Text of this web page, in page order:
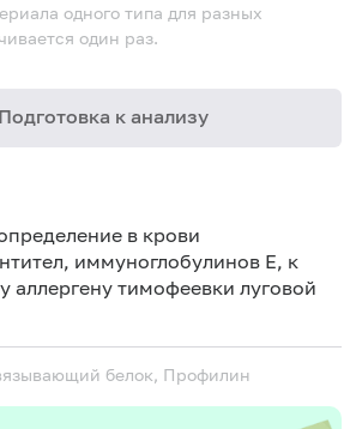
одного типа для разных
один раз.
Подготовка к анализу
в крови
иммуноглобулинов E, к
аллергену тимофеевки луговой
белок, Профилин